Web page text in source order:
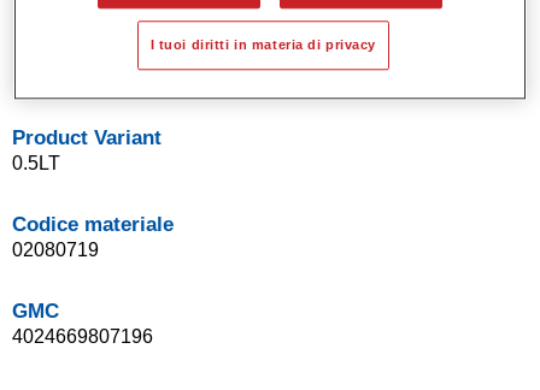
Buona opacità.
Sistema di basi opache a solvente Standox.
Facile da sfumare.
Product Variant
0.5LT
Codice materiale
02080719
GMC
4024669807196
I tuoi diritti in materia di privacy